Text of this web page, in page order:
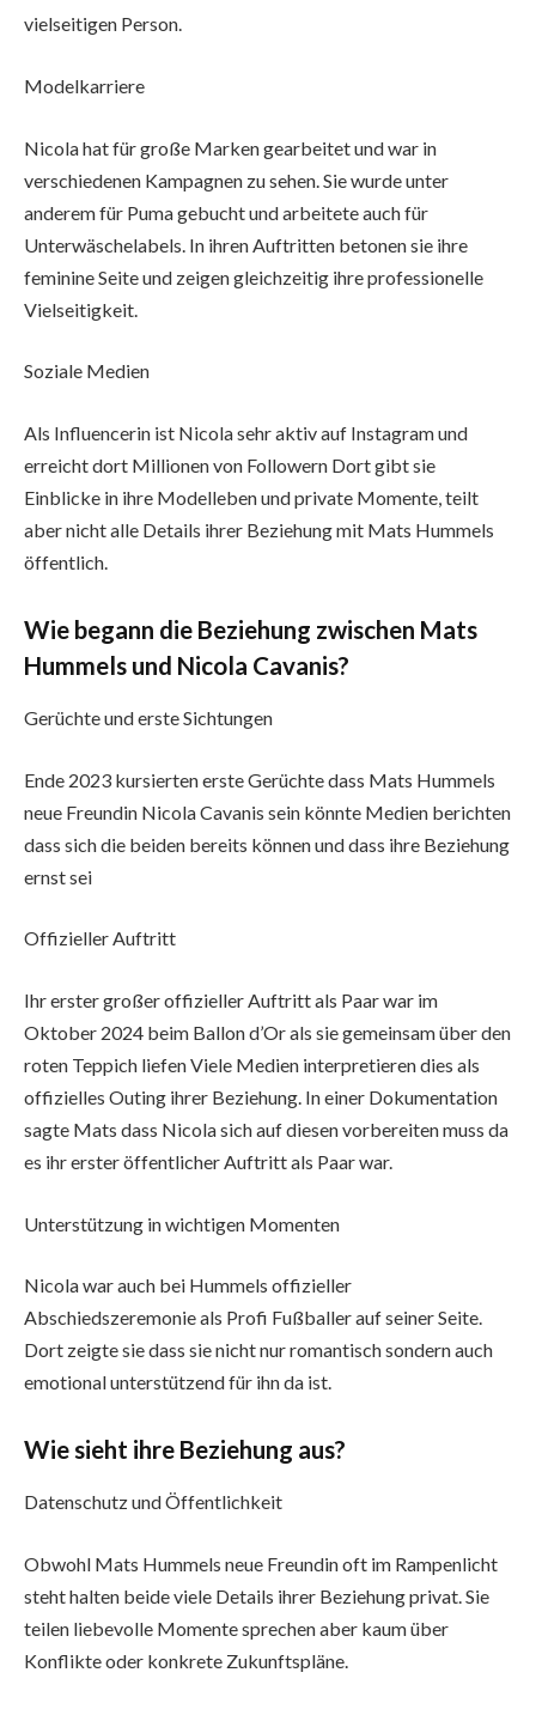
vielseitigen Person.
Modelkarriere
Nicola hat für große Marken gearbeitet und war in
verschiedenen Kampagnen zu sehen. Sie wurde unter
anderem für Puma gebucht und arbeitete auch für
Unterwäschelabels. In ihren Auftritten betonen sie ihre
feminine Seite und zeigen gleichzeitig ihre professionelle
Vielseitigkeit.
Soziale Medien
Als Influencerin ist Nicola sehr aktiv auf Instagram und
erreicht dort Millionen von Followern Dort gibt sie
Einblicke in ihre Modelleben und private Momente, teilt
aber nicht alle Details ihrer Beziehung mit Mats Hummels
öffentlich.
Wie begann die Beziehung zwischen Mats
Hummels und Nicola Cavanis?
Gerüchte und erste Sichtungen
Ende 2023 kursierten erste Gerüchte dass Mats Hummels
neue Freundin Nicola Cavanis sein könnte Medien berichten
dass sich die beiden bereits können und dass ihre Beziehung
ernst sei
Offizieller Auftritt
Ihr erster großer offizieller Auftritt als Paar war im
Oktober 2024 beim Ballon d’Or als sie gemeinsam über den
roten Teppich liefen Viele Medien interpretieren dies als
offizielles Outing ihrer Beziehung. In einer Dokumentation
sagte Mats dass Nicola sich auf diesen vorbereiten muss da
es ihr erster öffentlicher Auftritt als Paar war.
Unterstützung in wichtigen Momenten
Nicola war auch bei Hummels offizieller
Abschiedszeremonie als Profi Fußballer auf seiner Seite.
Dort zeigte sie dass sie nicht nur romantisch sondern auch
emotional unterstützend für ihn da ist.
Wie sieht ihre Beziehung aus?
Datenschutz und Öffentlichkeit
Obwohl Mats Hummels neue Freundin oft im Rampenlicht
steht halten beide viele Details ihrer Beziehung privat. Sie
teilen liebevolle Momente sprechen aber kaum über
Konflikte oder konkrete Zukunftspläne.